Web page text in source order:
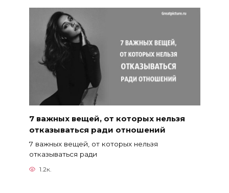
7 важных вещей, от которых нельзя
отказываться ради отношений
7 важных вещей, от которых нельзя
отказываться ради
1.2к.